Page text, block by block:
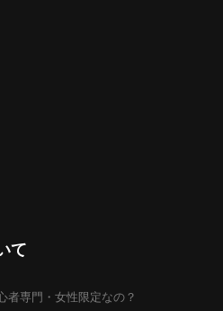
て
者専門・女性限定なの？